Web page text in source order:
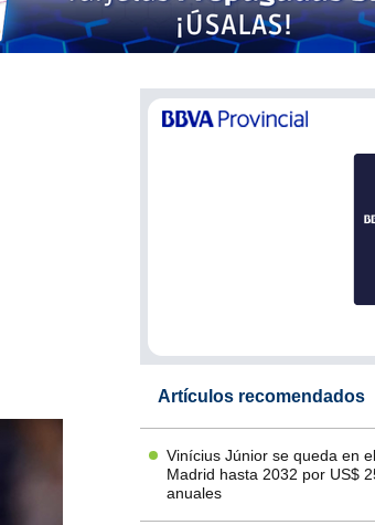
Artículos recomendados
Vinícius Júnior se queda en
Madrid hasta 2032 por US$
anuales